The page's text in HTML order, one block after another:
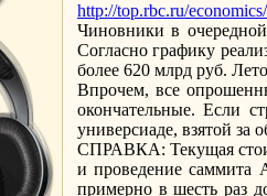
http://top.rbc.ru/
Чиновники в
Согласно графику
более 620 млрд руб.
Впрочем, все
окончательные. Если
универсиаде, взятой за
СПРАВКА: Текущая
и проведение саммита
примерно в шесть раз